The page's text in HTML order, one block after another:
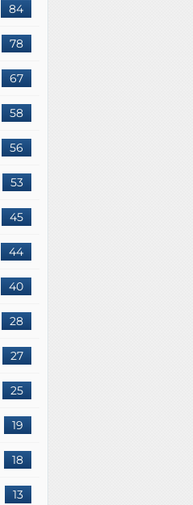
84
78
67
58
56
53
45
44
40
28
27
25
19
18
13